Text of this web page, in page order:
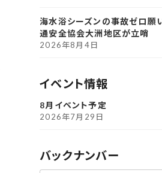
海水浴シーズンの事故ゼロ
通安全協会大洲地区が立哨
2026年8月4日
イベント情報
8月イベント予定
2026年7月29日
バックナンバー
ア